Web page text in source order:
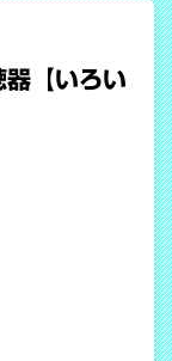
器【いろい